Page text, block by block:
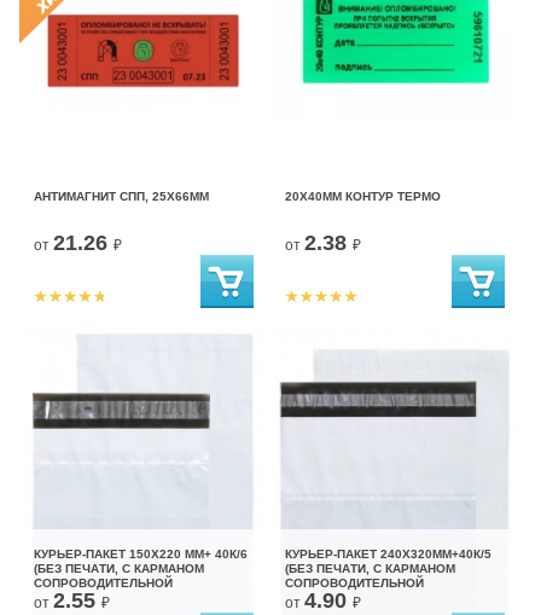
АНТИМАГНИТ СПП, 25Х66ММ
от 21.26 ₽
20Х40ММ КОНТУР ТЕРМО
от 2.38 ₽
КУРЬЕР-ПАКЕТ 150Х220 ММ+ 40К/6
(БЕЗ ПЕЧАТИ, С КАРМАНОМ
СОПРОВОДИТЕЛЬНОЙ
ДОКУМЕНТАЦИИ)
от 2.55 ₽
КУРЬЕР-ПАКЕТ 240Х320ММ+40К/5
(БЕЗ ПЕЧАТИ, С КАРМАНОМ
СОПРОВОДИТЕЛЬНОЙ
ДОКУМЕНТАЦИИ)
от 4.90 ₽